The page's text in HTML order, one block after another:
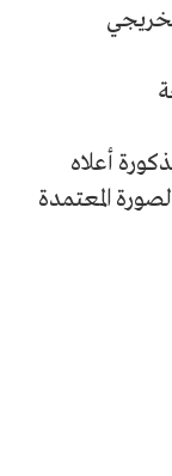
أعلاه
المعتمدة